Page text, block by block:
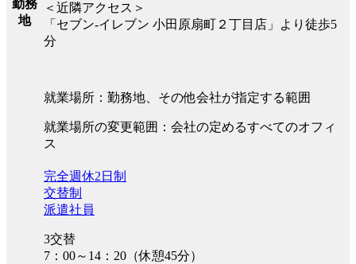
勤務
地
＜近隣アクセス＞
「セブン-イレブン 小田原扇町２丁目店」より徒歩5
分
就業場所：勤務地、その他会社が指定する範囲
就業場所の変更範囲：会社の定めるすべてのオフィ
ス
完全週休2日制
交替制
派遣社員
3交替
7：00～14：20（休憩45分）